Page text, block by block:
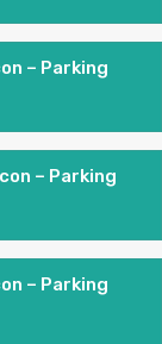
– Parking
– Parking
– Parking